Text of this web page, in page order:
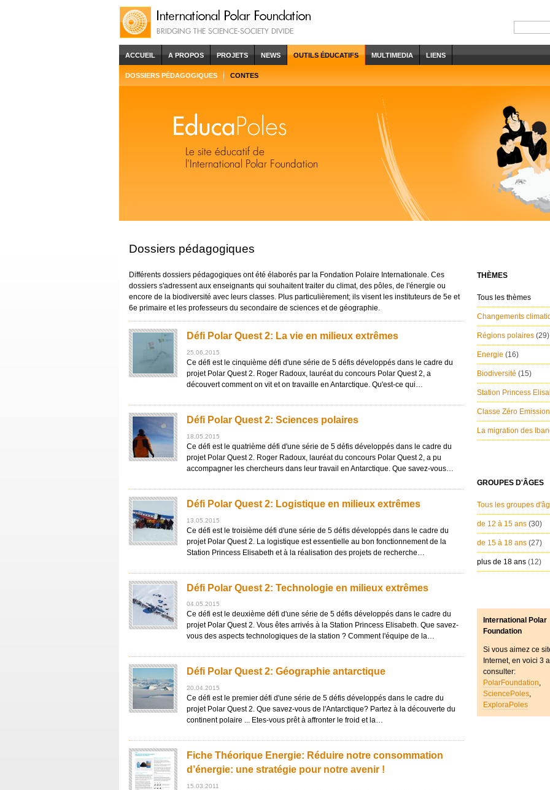
ACCUEIL A PROPOS PROJETS NEWS OUTILS ÉDUCATIFS MULTIMEDIA LIENS
DOSSIERS PÉDAGOGIQUES CONTES
Dossiers pédagogiques
Différents dossiers pédagogiques ont été élaborés par la Fondation Polaire Internationale. Ces
dossiers s'adressent aux enseignants qui souhaitent traiter du climat, des pôles, de l'énergie ou
encore de la biodiversité avec leurs classes. Plus particulièrement; ils visent les instituteurs de 5e et
6e primaire et les professeurs du secondaire de sciences et de géographie.
Défi Polar Quest 2: La vie en milieux extrêmes
25.06.2015
Ce défi est le cinquième défi d'une série de 5 défis développés dans le cadre du
projet Polar Quest 2. Roger Radoux, lauréat du concours Polar Quest 2, a
découvert comment on vit et on travaille en Antarctique. Qu'est-ce qui…
Défi Polar Quest 2: Sciences polaires
18.05.2015
Ce défi est le quatrième défi d'une série de 5 défis développés dans le cadre du
projet Polar Quest 2. Roger Radoux, lauréat du concours Polar Quest 2, a pu
accompagner les chercheurs dans leur travail en Antarctique. Que savez-vous…
Défi Polar Quest 2: Logistique en milieux extrêmes
13.05.2015
Ce défi est le troisième défi d'une série de 5 défis développés dans le cadre du
projet Polar Quest 2. La logistique est essentielle au bon fonctionnement de la
Station Princess Elisabeth et à la réalisation des projets de recherche…
Défi Polar Quest 2: Technologie en milieux extrêmes
04.05.2015
Ce défi est le deuxième défi d'une série de 5 défis développés dans le cadre du
projet Polar Quest 2. Vous êtes arrivés à la Station Princess Elisabeth. Que savez-
vous des aspects technologiques de la station ? Comment l'équipe de la…
Défi Polar Quest 2: Géographie antarctique
20.04.2015
Ce défi est le premier défi d'une série de 5 défis développés dans le cadre du
projet Polar Quest 2. Que savez-vous de l'Antarctique? Partez à la découverte du
continent polaire ... Etes-vous prêt à affronter le froid et la…
Fiche Théorique Energie: Réduire notre consommation
d’énergie: une stratégie pour notre avenir !
15.03.2011
THÈMES
Tous les thèmes
Changements
Régions polaires (29)
Energie (16)
Biodiversité (15)
Station Princess
Classe Zéro Emission
La migration des
GROUPES D'ÂGES
Tous les groupes
de 12 à 15 ans (30)
de 15 à 18 ans (27)
plus de 18 ans (12)
International Polar
Foundation
Si vous aimez ce
Internet, en voici 3
consulter:
PolarFoundation,
SciencePoles,
ExploraPoles